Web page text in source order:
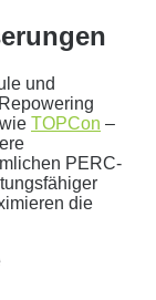
und
TOPCon –
PERC-
die